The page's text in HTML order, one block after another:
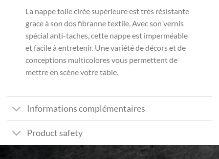
La nappe toile cirée supérieure est très résistante
grace à son dos fibranne textile. Avec son vernis
spécial anti-taches, cette nappe est imperméable
et facile à entretenir. Une variété de décors et de
conceptions multicolores vous permettent de
mettre en scène votre table.
Informations complémentaires
Product safety